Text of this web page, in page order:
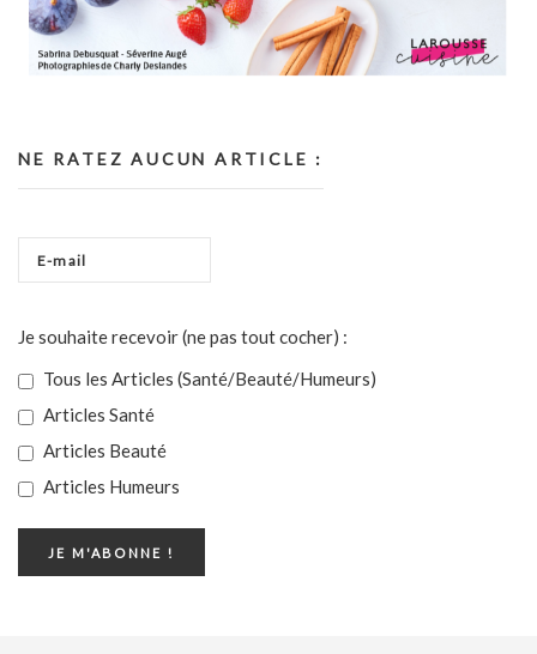
NE RATEZ AUCUN ARTICLE :
Je souhaite recevoir (ne pas tout cocher) :
Tous les Articles (Santé/Beauté/Humeurs)
Articles Santé
Articles Beauté
Articles Humeurs